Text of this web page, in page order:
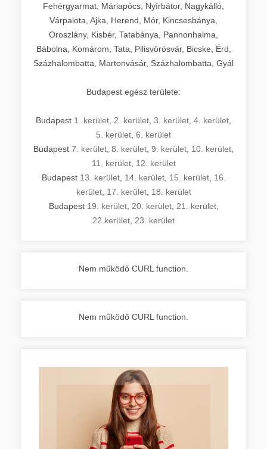
Fehérgyarmat, Máriapócs, Nyírbátor, Nagykálló,
Várpalota, Ajka, Herend, Mór, Kincsesbánya,
Oroszlány, Kisbér, Tatabánya, Pannonhalma,
Bábolna, Komárom, Tata, Pilisvörösvár, Bicske, Érd,
Százhalombatta, Martonvásár, Százhalombatta, Gyál
Budapest egész területe:
Budapest 1. kerület 2. kerület 3. kerület 4. kerület
5. kerület 6. kerület
Budapest 7. kerület 8. kerület 9. kerület 10. kerület
11. kerület, 12. kerület
Budapest 13. kerület, 14. kerület, 15. kerület, 16.
kerület, 17. kerület, 18. kerület
Budapest 19. kerület, 20. kerület, 21. kerület,
22.kerület 23. kerület
Nem működő CURL function.
Nem működő CURL function.